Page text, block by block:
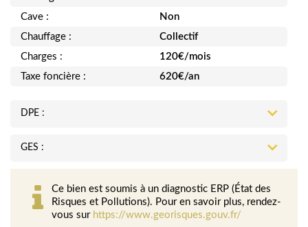
Cave :
Non
Chauffage :
Collectif
Charges :
120€/mois
Taxe foncière :
620€/an
DPE :
GES :
Ce bien est soumis à un diagnostic ERP (État des
Risques et Pollutions). Pour en savoir plus, rendez-
vous sur https://www.georisques.gouv.fr/